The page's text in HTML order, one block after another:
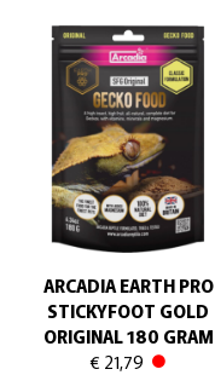
ARCADIA EARTH PRO
STICKYFOOT GOLD
ORIGINAL 180 GRAM
€ 21,79